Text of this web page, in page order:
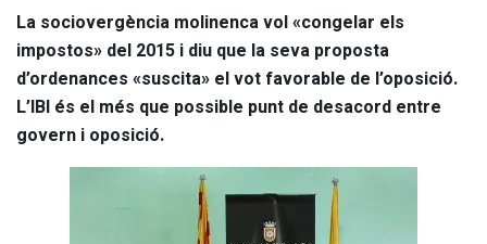
La sociovergència molinenca vol «congelar els
impostos» del 2015 i diu que la seva proposta
d’ordenances «suscita» el vot favorable de l’oposició.
L’IBI és el més que possible punt de desacord entre
govern i oposició.